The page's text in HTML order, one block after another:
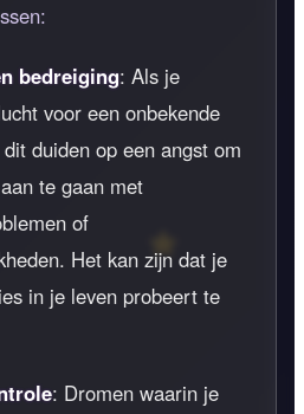
bedreiging: Als je
voor een onbekende
duiden op een angst om
te gaan met
of
Het kan zijn dat je
in je leven probeert te
: Dromen waarin je